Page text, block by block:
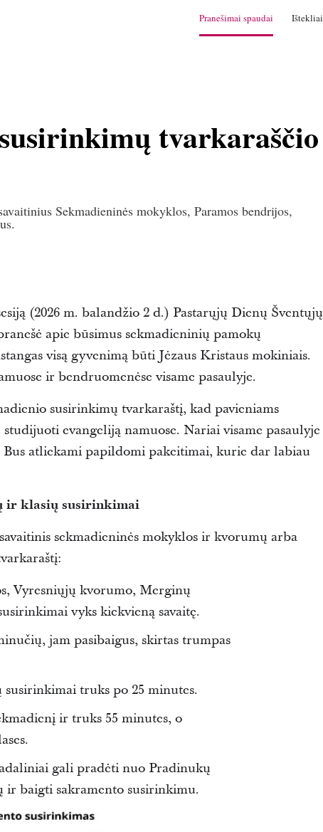
Pranešimai spaudai Ištekliai
tvarkaraščio
Sekmadieninės mokyklos, Paramos bendrijos,
(2026 m. balandžio 2 d.) Pastarųjų Dienų Šventųjų
apie būsimus sekmadieninių pamokų
visą gyvenimą būti Jėzaus Kristaus mokiniais.
ir bendruomenėse visame pasaulyje.
susirinkimų tvarkaraštį, kad pavieniams
evangeliją namuose. Nariai visame pasaulyje
atliekami papildomi pakeitimai, kurie dar labiau
ir klasių susirinkimai
sekmadieninės mokyklos ir kvorumų arba
Vyresniųjų kvorumo, Merginų
vyks kiekvieną savaitę.
jam pasibaigus, skirtas trumpas
truks po 25 minutes.
ir truks 55 minutes, o
gali pradėti nuo Pradinukų
baigti sakramento susirinkimu.